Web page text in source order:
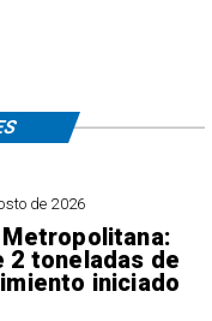
de 2026
Metropolitana:
2 toneladas de
iniciado